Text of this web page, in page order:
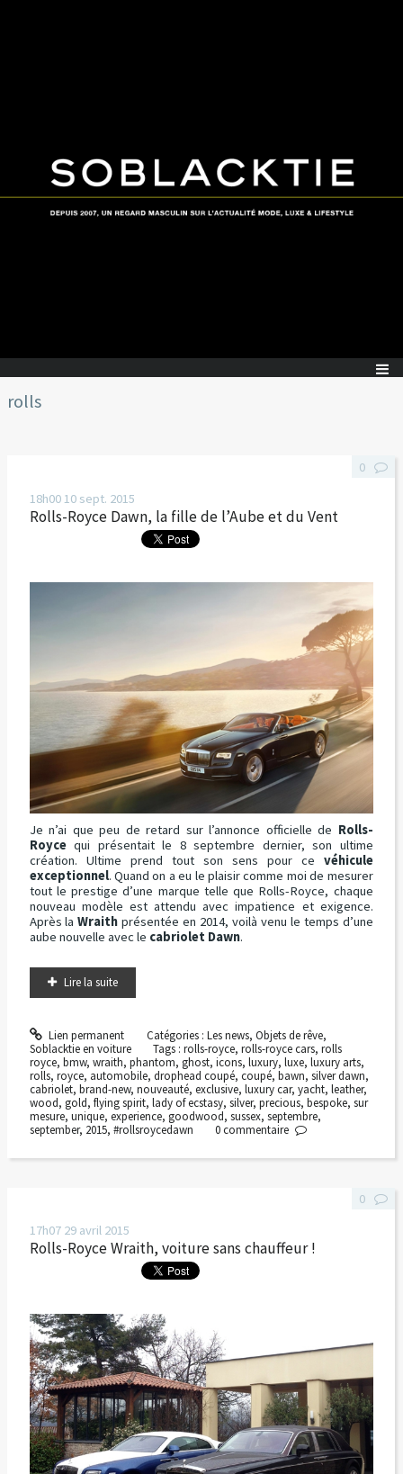
rolls
18h0010 sept. 2015
Rolls-Royce Dawn, la fille de l’Aube et du Vent
Je n’ai que peu de retard sur l’annonce officielle de Rolls-
Roycequi présentait le 8 septembre dernier, son ultime
création. Ultime prend tout son sens pour ce véhicule
exceptionnel. Quand on a eu le plaisir comme moi de mesurer
tout le prestige d’une marque telle que Rolls-Royce, chaque
nouveau modèle est attendu avec impatience et exigence.
Après laWraith présentée en 2014, voilà venu le temps d’une
aube nouvelle avec le cabriolet Dawn.
Lire la suite
Lien permanent Catégories : Les news, Objets de rêve,
Soblacktie en voiture
Tags :rolls-royce,rolls-royce cars,rolls
royce, bmw, wraith, phantom, ghost, icons, luxury, luxe, luxury arts,
rolls, royce, automobile, drophead coupé, coupé, bawn, silver dawn,
cabriolet, brand-new, nouveauté, exclusive, luxury car, yacht, leather,
wood, gold, flying spirit, lady of ecstasy, silver, precious, bespoke, sur
mesure, unique, experience, goodwood, sussex, septembre,
september, 2015, #rollsroycedawn
0
0commentaire
17h07 29 avril 2015
Rolls-Royce Wraith, voiture sans chauffeur !
0